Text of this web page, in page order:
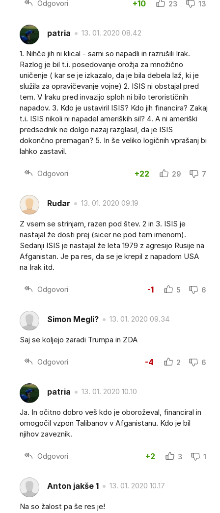
Odgovori +10 23 13
patria 13. 01. 2020 08.42
1. Nihče jih ni klical - sami so napadli in razrušili Irak.
Razlog je bil t.i. posedovanje orožja za množično
uničenje ( kar se je izkazalo, da je bila debela laž, ki je
služila za opravičevanje vojne) 2. ISIS ni obstajal pred
tem. V Iraku pred invazijo sploh ni bilo terorističnih
napadov. 3. Kdo je ustaviril ISIS? Kdo jih financira? Zakaj
t.i. ISIS nikoli ni napadel ameriških sil? 4. A ni ameriški
predsednik ne dolgo nazaj razglasil, da je ISIS
dokončno premagan? 5. In še veliko logičnih vprašanj bi
lahko zastavil.
Odgovori +22 29 7
Rudar 13. 01. 2020 09.19
Z vsem se strinjam, razen pod štev. 2 in 3. ISIS je
nastajal že dosti prej (sicer ne pod tem imenom).
Sedanji ISIS je nastajal že leta 1979 z agresijo Rusije na
Afganistan. Je pa res, da se je krepil z napadom USA
na Irak itd.
Odgovori -1 5 6
Simon Megli? 13. 01. 2020 09.34
Saj se koljejo zaradi Trumpa in ZDA
Odgovori -4 2 6
patria 13. 01. 2020 10.10
Ja. In očitno dobro veš kdo je oboroževal, financiral in
omogočil vzpon Talibanov v Afganistanu. Kdo je bil
njihov zaveznik.
Odgovori +2 3 1
Anton jakše 1 13. 01. 2020 10.17
Na so žalost pa še res je!